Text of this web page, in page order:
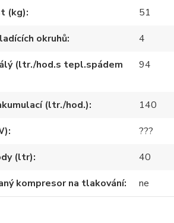
(kg)
51
okruhů
4
(ltr./hod.s tepl.spádem
94
(ltr./hod.)
140
???
(ltr)
40
kompresor na tlakování
ne